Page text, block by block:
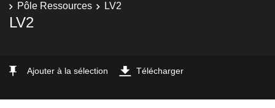
Pôle Ressources
LV2
LV2
Ajouter à la sélection Télécharger